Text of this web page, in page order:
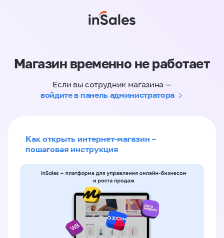
Магазин временно не работает
Если вы сотрудник магазина —
войдите в панель администратора
Как открыть интернет-магазин –
пошаговая инструкция